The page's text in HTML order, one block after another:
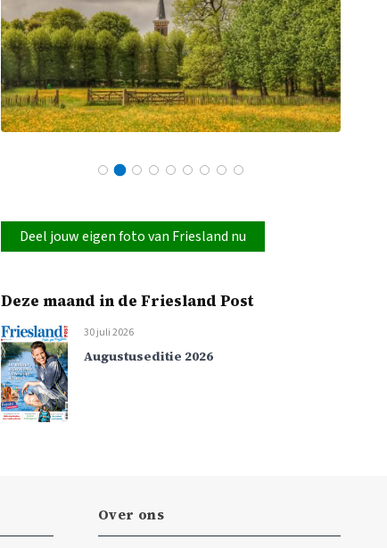
Deel jouw eigen foto van Friesland nu
Deze maand in de Friesland Post
30 juli 2026
Augustuseditie 2026
Over ons